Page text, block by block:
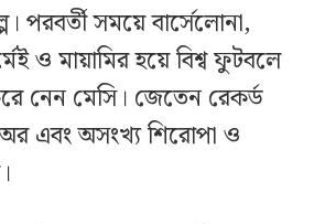
পরবর্তী সময়ে বার্সেলোনা,
ও মায়ামির হয়ে বিশ্ব ফুটবলে
নেন মেসি। জেতেন রেকর্ড
এবং অসংখ্য শিরোপা ও